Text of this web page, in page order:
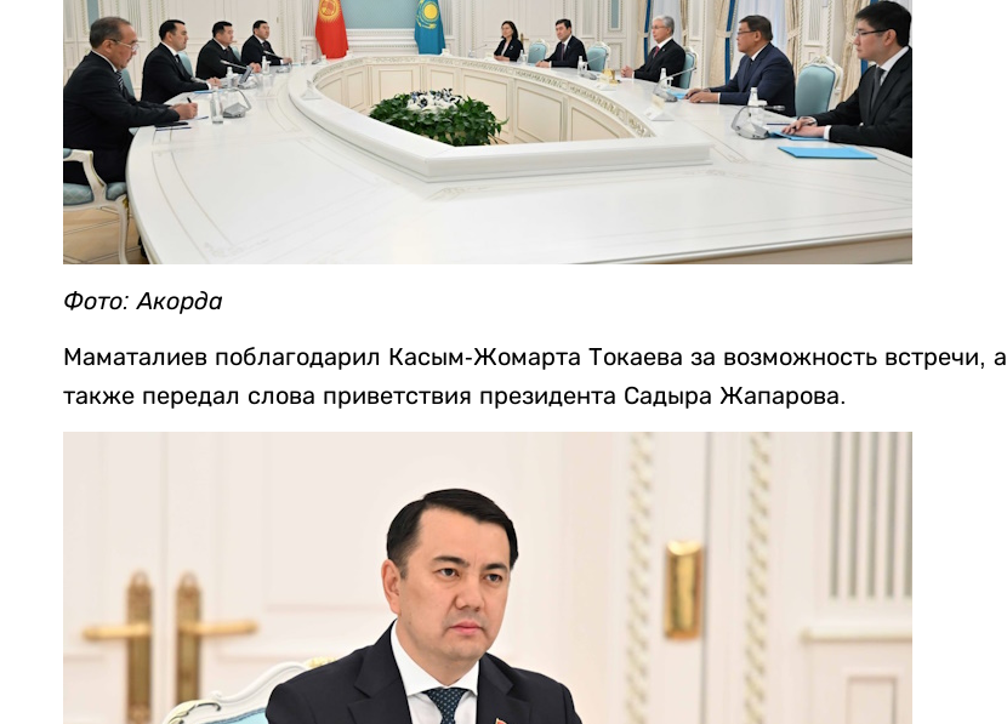
Фото: Акорда
Маматалиев поблагодарил Касым-Жомарта Токаева за возможность встречи, а
также передал слова приветствия президента Садыра Жапарова.